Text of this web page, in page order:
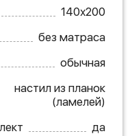
140х200
без матраса
обычная
настил из планок
(ламелей)
да